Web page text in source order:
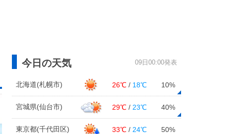
今日の天気 09日00:00発表
北海道(札幌市) 26℃ / 18℃ 10%
宮城県(仙台市) 29℃ / 23℃ 40%
東京都(千代田区) 33℃ / 24℃ 50%